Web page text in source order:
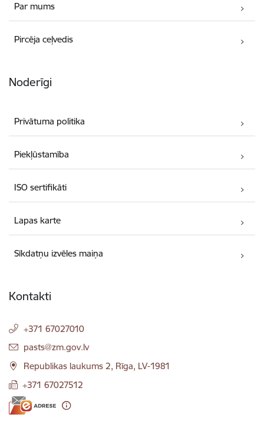
Par mums
Pircēja ceļvedis
Noderīgi
Privātuma politika
Piekļūstamība
ISO sertifikāti
Lapas karte
Sīkdatņu izvēles maiņa
Kontakti
+371 67027010
E-pasts:
pasts@zm.gov.lv
Republikas laukums 2, Rīga, LV-1981
+371 67027512